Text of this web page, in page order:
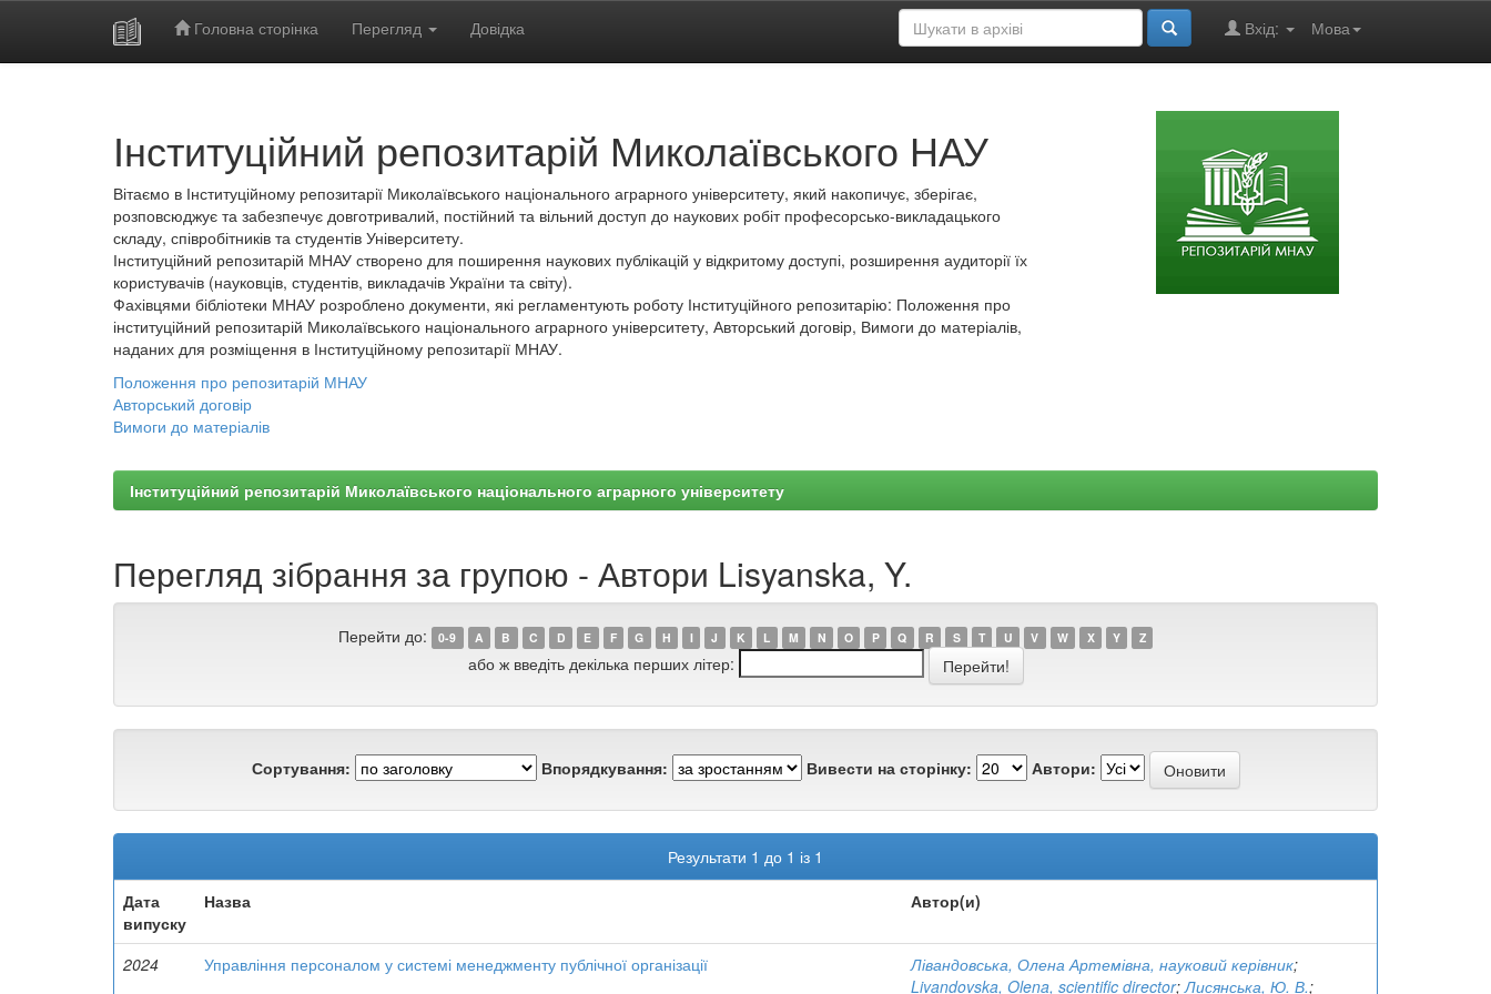
Головна сторінка Перегляд Довідка Мова
Вхід:
Інституційний репозитарій Миколаївського НАУ
Вітаємо в Інституційному репозитарії Миколаївського національного аграрного університету, який накопичує, зберігає,
розповсюджує та забезпечує довготривалий, постійний та вільний доступ до наукових робіт професорсько-викладацького
складу, співробітників та студентів Університету.
Інституційний репозитарій МНАУ створено для поширення наукових публікацій у відкритому доступі, розширення аудиторії їх
користувачів (науковців, студентів, викладачів України та світу).
Фахівцями бібліотеки МНАУ розроблено документи, які регламентують роботу Інституційного репозитарію: Положення про
інституційний репозитарій Миколаївського національного аграрного університету, Авторський договір, Вимоги до матеріалів,
наданих для розміщення в Інституційному репозитарії МНАУ.
Положення про репозитарій МНАУ
Авторський договір
Вимоги до матеріалів
Інституційний репозитарій Миколаївського національного аграрного університету
Перегляд зібрання за групою - Автори Lisyanska, Y.
Перейти до: 0-9 A B C D E F G H I J K L M N O P Q R S T U V W X Y Z
або ж введіть декілька перших літер:
Сортування: Впорядкування: Вивести на сторінку: Автори:
Результати 1 до 1 із 1
Дата
випуску
Назва Автор(и)
2024 Управління персоналом у системі менеджменту публічної організації Лівандовська, Олена Артемівна, науковий керівник;
Livandovska, Olena, scientific director;Лисянська, Ю. В.;